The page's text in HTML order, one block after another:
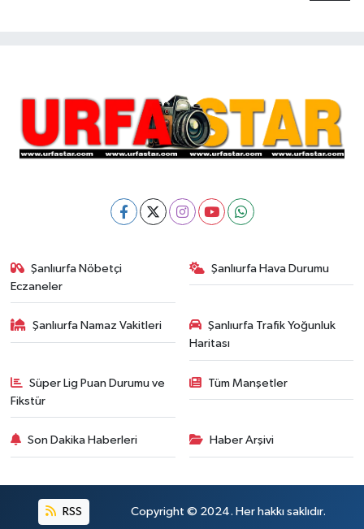
Şanlıurfa Nöbetçi
Eczaneler
Şanlıurfa Hava Durumu
Şanlıurfa Namaz Vakitleri
Şanlıurfa Trafik Yoğunluk
Haritası
Süper Lig Puan Durumu ve
Fikstür
Tüm Manşetler
Son Dakika Haberleri Haber Arşivi
RSS Copyright © 2024. Her hakkı saklıdır.